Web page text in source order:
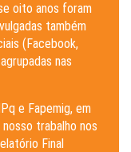
oito anos foram
também
(Facebook,
nas
e Fapemig, em
trabalho nos
Final